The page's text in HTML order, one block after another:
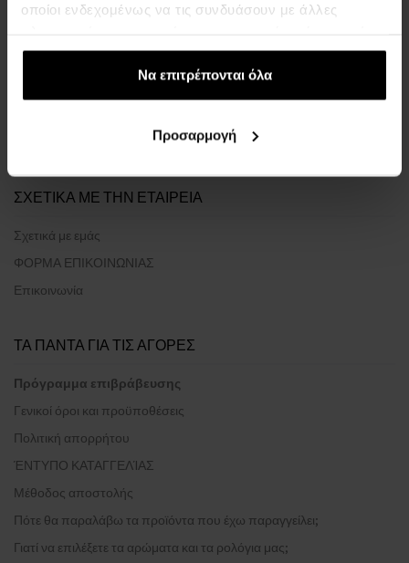
οποίοι ενδεχομένως να τις συνδυάσουν με άλλες
έχουν συλλέξει σε σχέση με την από μέρους σας χρήση
των υπηρεσιών τους.Να επιτρέπονται όλα
Προσαρμογή
563,00 €
:
ΣΧΕΤΙΚΑ ΜΕ ΤΗΝ ΕΤΑΙΡΕΙΑ
Σχετικά με εμάς
ΦΟΡΜΑ ΕΠΙΚΟΙΝΩΝΙΑΣ
Επικοινωνία
ΤΑ ΠΑΝΤΑ ΓΙΑ ΤΙΣ ΑΓΟΡΕΣ
Πρόγραμμα επιβράβευσης
Γενικοί όροι και προϋποθέσεις
Πολιτική απορρήτου
ΈΝΤΥΠΟ ΚΑΤΑΓΓΕΛΊΑΣ
Μέθοδος αποστολής
Πότε θα παραλάβω τα προϊόντα που έχω παραγγείλει;
Γιατί να επιλέξετε τα αρώματα και τα ρολόγια μας;